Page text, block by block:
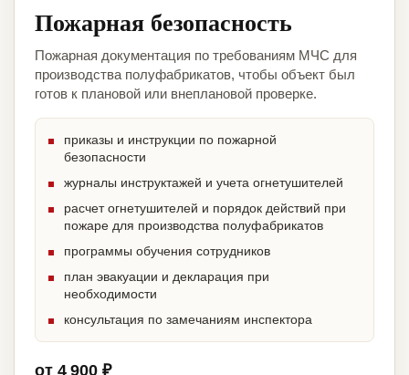
Пожарная безопасность
Пожарная документация по требованиям МЧС для
производства полуфабрикатов, чтобы объект был
готов к плановой или внеплановой проверке.
приказы и инструкции по пожарной
безопасности
журналы инструктажей и учета огнетушителей
расчет огнетушителей и порядок действий при
пожаре для производства полуфабрикатов
программы обучения сотрудников
план эвакуации и декларация при
необходимости
консультация по замечаниям инспектора
от 4 900 ₽